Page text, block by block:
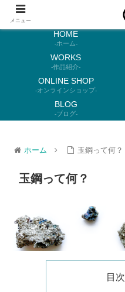
HOME
-ホーム-
WORKS
-作品紹介-
ONLINE SHOP
-オンラインショップ-
BLOG
-ブログ-
ホーム 玉鋼って何？
玉鋼って何？
目次
メニュー